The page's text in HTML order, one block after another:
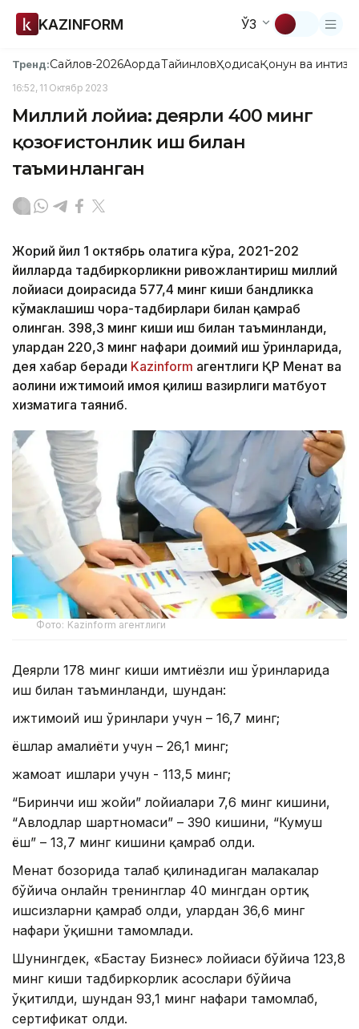
KAZINFORM ЎЗ
Тренд:Сайлов-2026АқордаТайинловҲодисаҚонун ва
16:52, 11 Октябр 2023
Миллий лойиҳа: деярли 400 минг
қозоғистонлик иш билан
таъминланган
Жорий йил 1 октябрь ҳолатига кўра, 2021-202
йилларда тадбиркорликни ривожлантириш миллий
лойиҳаси доирасида 577,4 минг киши бандликка
кўмаклашиш чора-тадбирлари билан қамраб
олинган. 398,3 минг киши иш билан таъминланди,
улардан 220,3 минг нафари доимий иш ўринларида,
дея хабар беради Kazinform агентлиги ҚР Меҳнат ва
аҳолини ижтимоий ҳимоя қилиш вазирлиги матбуот
хизматига таяниб.
Фото: Kazinform агентлиги
Деярли 178 минг киши имтиёзли иш ўринларида
иш билан таъминланди, шундан:
ижтимоий иш ўринлари учун – 16,7 минг;
ёшлар амалиёти учун – 26,1 минг;
жамоат ишлари учун - 113,5 минг;
“Биринчи иш жойи” лойиҳалари 7,6 минг кишини,
“Авлодлар шартномаси” – 390 кишини, “Кумуш
ёш” – 13,7 минг кишини қамраб олди.
Меҳнат бозорида талаб қилинадиган малакалар
бўйича онлайн тренинглар 40 мингдан ортиқ
ишсизларни қамраб олди, улардан 36,6 минг
нафари ўқишни тамомлади.
Шунингдек, «Бастау Бизнес» лойиҳаси бўйича 123,8
минг киши тадбиркорлик асослари бўйича
ўқитилди, шундан 93,1 минг нафари тамомлаб,
сертификат олди.